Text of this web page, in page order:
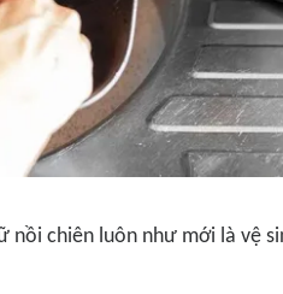
chiên luôn như mới là vệ